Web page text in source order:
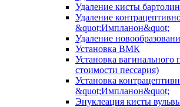
Удаление кисты
Удаление
&quot;Импланон&quot;
Удаление
Установка ВМК
Установка вагинального
стоимости пессария)
Установка
&quot;Импланон&quot;
Энуклеация кисты